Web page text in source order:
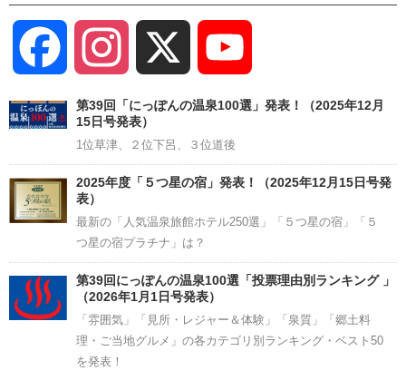
Facebook Instagram
Channel
第39回「にっぽんの温泉100選」発表！（2025年12月
15日号発表）
1位草津、２位下呂、３位道後
2025年度「５つ星の宿」発表！（2025年12月15日号発
表）
最新の「人気温泉旅館ホテル250選」「５つ星の宿」「５
つ星の宿プラチナ」は？
第39回にっぽんの温泉100選「投票理由別ランキング 」
（2026年1月1日号発表）
「雰囲気」「見所・レジャー＆体験」「泉質」「郷土料
理・ご当地グルメ」の各カテゴリ別ランキング・ベスト50
を発表！